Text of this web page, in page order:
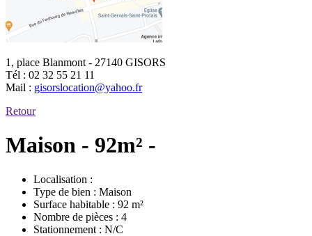
1, place Blanmont - 27140 GISORS
Tél : 02 32 55 21 11
Mail : gisorslocation@yahoo.fr
Retour
Maison - 92m² -
Localisation :
Type de bien : Maison
Surface habitable : 92 m²
Nombre de pièces : 4
Stationnement : N/C